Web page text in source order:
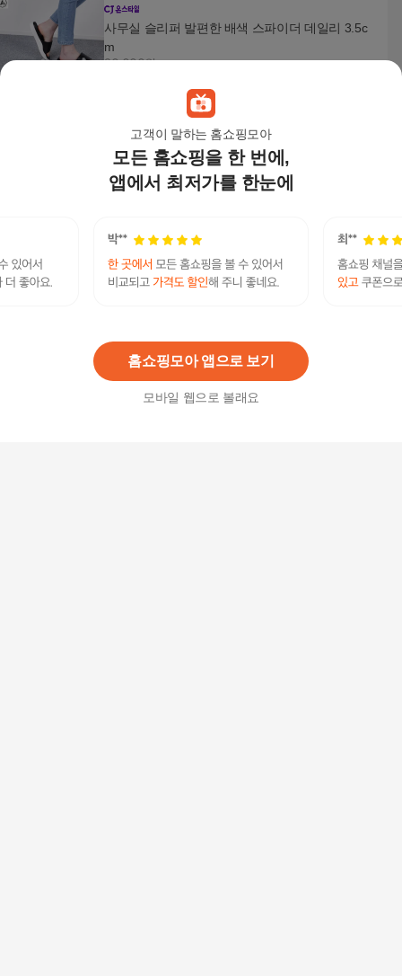
고객이 말하는 홈쇼핑모아
모든 홈쇼핑을 한 번에,
앱에서 최저가를 한눈에
홈쇼핑모아 앱으로 보기
모바일 웹으로 볼래요
사무실 슬리퍼 발편한 배색 스파이더 데일리 3.5c
m
30,000원
[스파이더] 공용 플립플랍 HYFLIP 하이 플립 쪼리
SPLPFNSD356UBLK
69,000 원
[애슬릿] 사무실 슬리퍼 발편한 배색 스파이더 데일